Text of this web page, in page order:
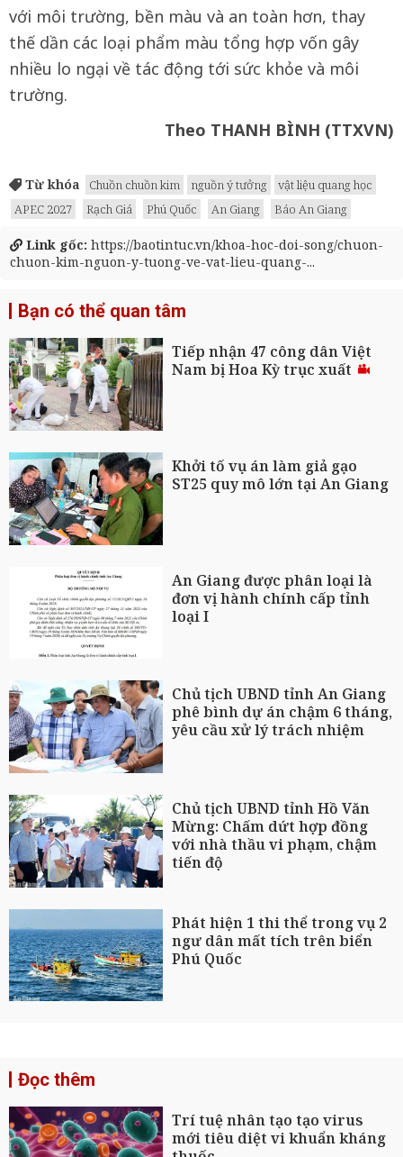
với môi trường, bền màu và an toàn hơn, thay
thế dần các loại phẩm màu tổng hợp vốn gây
nhiều lo ngại về tác động tới sức khỏe và môi
trường.
Theo THANH BÌNH (TTXVN)
Từ khóa Chuồn chuồn kim nguồn ý tưởng
vật liệu quang học
APEC 2027
Rạch Giá Phú Quốc An Giang Báo An Giang
Link gốc: https://baotintuc.vn/khoa-hoc-doi-song/chuon-
chuon-kim-nguon-y-tuong-ve-vat-lieu-quang-...
Bạn có thể quan tâm
Tiếp nhận 47 công dân Việt
Nam bị Hoa Kỳ trục xuất
Khởi tố vụ án làm giả gạo
ST25 quy mô lớn tại An Giang
An Giang được phân loại là
đơn vị hành chính cấp tỉnh
loại I
Chủ tịch UBND tỉnh An Giang
phê bình dự án chậm 6 tháng,
yêu cầu xử lý trách nhiệm
Chủ tịch UBND tỉnh Hồ Văn
Mừng: Chấm dứt hợp đồng
với nhà thầu vi phạm, chậm
tiến độ
Phát hiện 1 thi thể trong vụ 2
ngư dân mất tích trên biển
Phú Quốc
Đọc thêm
Trí tuệ nhân tạo tạo virus
mới tiêu diệt vi khuẩn kháng